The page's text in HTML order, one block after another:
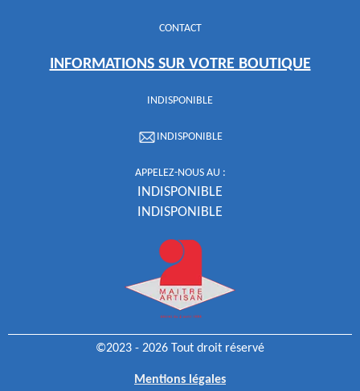
CONTACT
INFORMATIONS SUR VOTRE BOUTIQUE
INDISPONIBLE
INDISPONIBLE
APPELEZ-NOUS AU :
INDISPONIBLE
INDISPONIBLE
©2023 - 2026 Tout droit réservé
Mentions légales